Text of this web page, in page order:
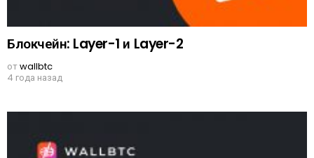
Блокчейн: Layer-1 и Layer-2
отwallbtc
4 года назад